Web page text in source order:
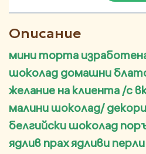
Описание
мини торта
шоколад домашни
желание на клиента /с
малини шоколад/
белгийски шоколад
ядлив прах ядливи перли